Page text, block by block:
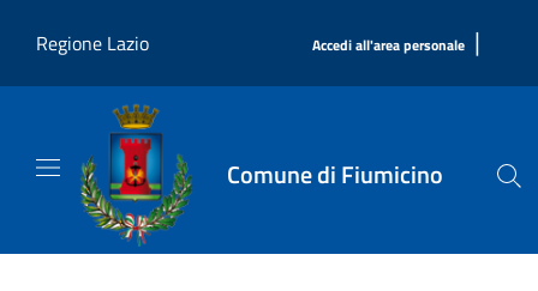
Regione Lazio
Accedi all'area personale |
Comune di Fiumicino